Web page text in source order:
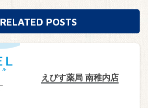
RELATED POSTS
えびす薬局 南稚内店